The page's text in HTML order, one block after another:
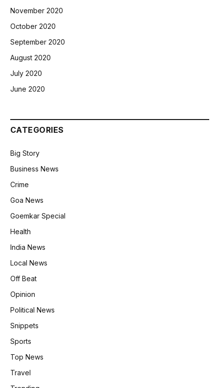
November 2020
October 2020
September 2020
August 2020
July 2020
June 2020
CATEGORIES
Big Story
Business News
Crime
Goa News
Goemkar Special
Health
India News
Local News
Off Beat
Opinion
Political News
Snippets
Sports
Top News
Travel